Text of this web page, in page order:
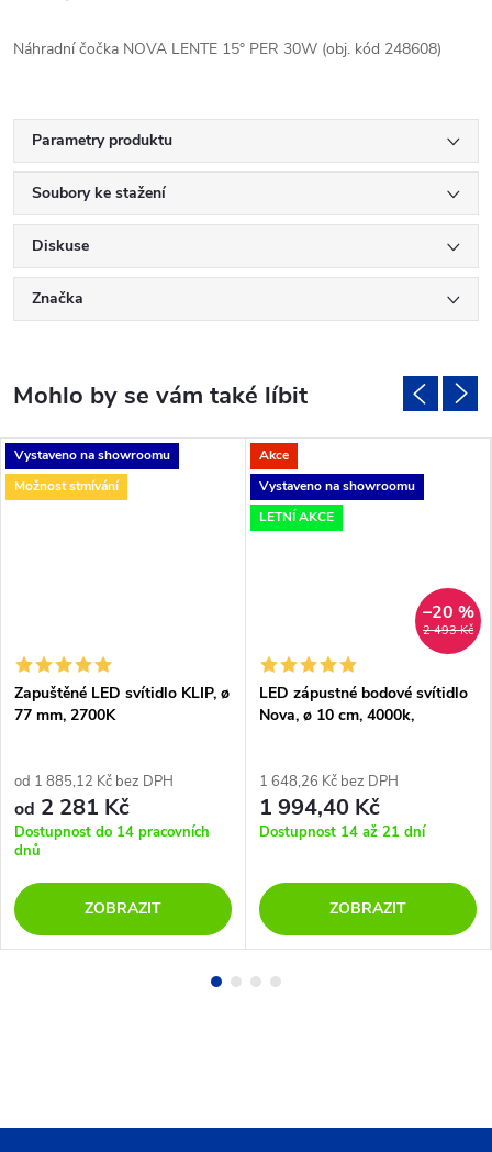
Náhradní čočka NOVA LENTE 15° PER 30W (obj. kód 248608)
Parametry produktu
Soubory ke stažení
Diskuse
Značka
Vystaveno na showroomu
Možnost stmívání
Zapuštěné LED svítidlo KLIP, ø
77 mm, 2700K
od 1 885,12 Kč bez DPH
od 2 281 Kč
Dostupnost do 14 pracovních
dnů
ZOBRAZIT
Akce
Vystaveno na showroomu
LETNÍ AKCE
2 493 Kč
–20 %
LED zápustné bodové svítidlo
Nova, ø 10 cm, 4000k,
1 648,26 Kč bez DPH
1 994,40 Kč
Dostupnost 14 až 21 dní
ZOBRAZIT